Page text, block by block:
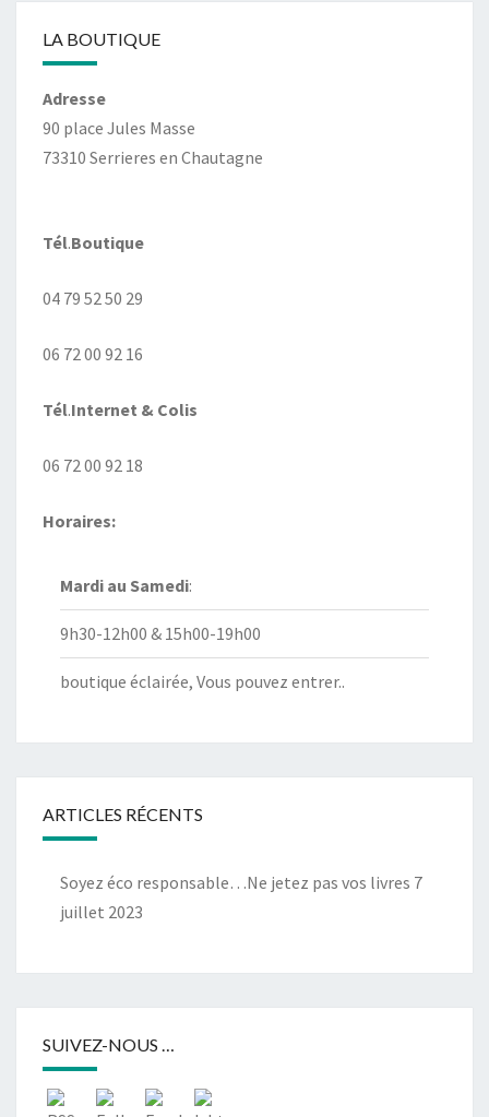
LA BOUTIQUE
Adresse
90 place Jules Masse
73310 Serrieres en Chautagne
Tél.Boutique
04 79 52 50 29
06 72 00 92 16
Tél.Internet & Colis
06 72 00 92 18
Horaires:
Mardi au Samedi:
9h30-12h00 & 15h00-19h00
boutique éclairée, Vous pouvez entrer..
ARTICLES RÉCENTS
Soyez éco responsable…Ne jetez pas vos livres 7
juillet 2023
SUIVEZ-NOUS …